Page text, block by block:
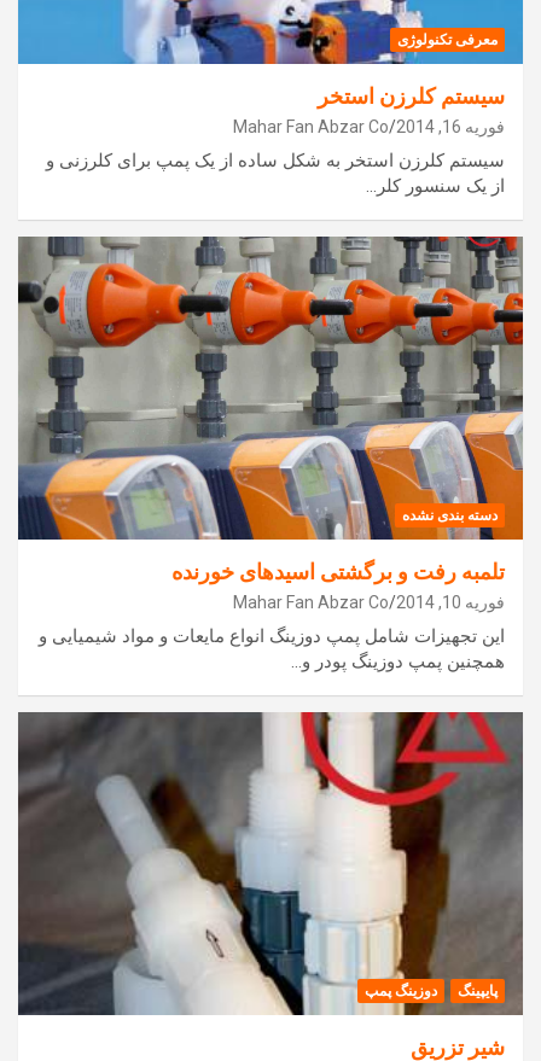
معرفی تکنولوژی
سیستم کلرزن استخر
فوریه 16, 2014 Mahar Fan Abzar Co
سیستم کلرزن استخر به شکل ساده از یک پمپ برای کلرزنی و
از یک سنسور کلر…
دسته بندی نشده
تلمبه رفت و برگشتی اسیدهای خورنده
فوریه 10, 2014 Mahar Fan Abzar Co
این تجهیزات شامل پمپ دوزینگ انواع مایعات و مواد شیمیایی و
همچنین پمپ دوزینگ پودر و…
پایپینگ دوزینگ پمپ
شیر تزریق